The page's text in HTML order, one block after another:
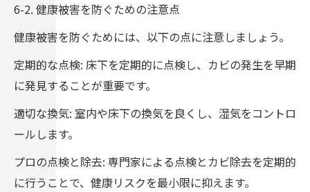
6-2. 健康被害を防ぐための注意点
健康被害を防ぐためには、以下の点に注意しましょう。
定期的な点検: 床下を定期的に点検し、カビの発生を早期
に発見することが重要です。
適切な換気: 室内や床下の換気を良くし、湿気をコントロ
ールします。
プロの点検と除去: 専門家による点検とカビ除去を定期的
に行うことで、健康リスクを最小限に抑えます。